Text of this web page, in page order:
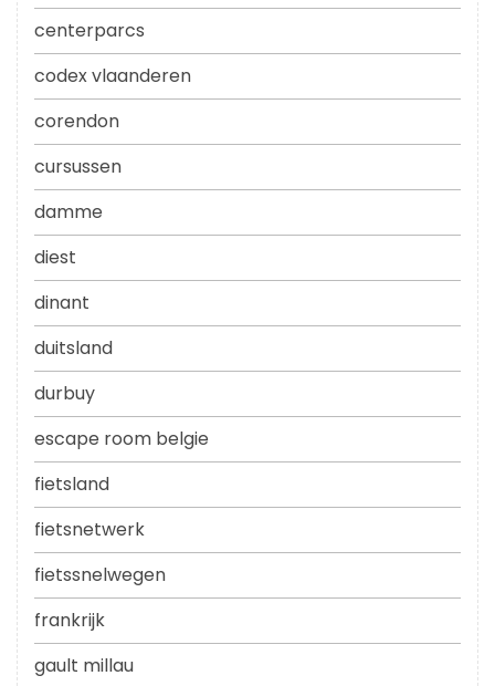
centerparcs
codex vlaanderen
corendon
cursussen
damme
diest
dinant
duitsland
durbuy
escape room belgie
fietsland
fietsnetwerk
fietssnelwegen
frankrijk
gault millau